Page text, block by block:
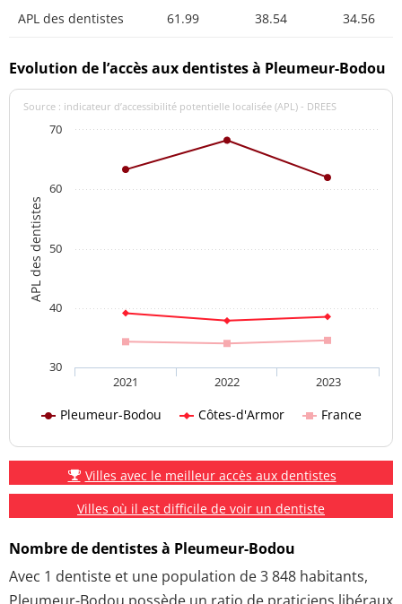
APL des dentistes 61.99 38.54 34.56
Evolution de l’accès aux dentistes à Pleumeur-Bodou
APL des dentistes
Source : indicateur d’accessibilité potentielle localisée (APL) - DREES
Pleumeur-Bodou Côtes-d'Armor France
2021 2022 2023
30
40
50
60
70
Villes avec le meilleur accès aux dentistes
Villes où il est difficile de voir un dentiste
Nombre de dentistes à Pleumeur-Bodou
Avec 1 dentiste et une population de 3 848 habitants,